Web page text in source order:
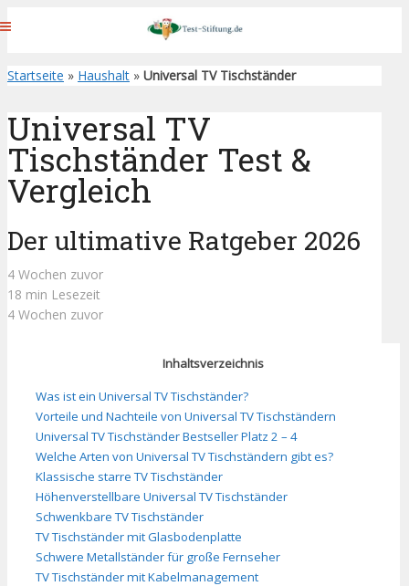
Startseite » Haushalt » Universal TV Tischständer
Universal TV
Tischständer Test &
Vergleich
Der ultimative Ratgeber 2026
4 Wochen zuvor
18 min Lesezeit
4 Wochen zuvor
Inhaltsverzeichnis
Was ist ein Universal TV Tischständer?
Vorteile und Nachteile von Universal TV Tischständern
Universal TV Tischständer Bestseller Platz 2 – 4
Welche Arten von Universal TV Tischständern gibt es?
Klassische starre TV Tischständer
Höhenverstellbare Universal TV Tischständer
Schwenkbare TV Tischständer
TV Tischständer mit Glasbodenplatte
Schwere Metallständer für große Fernseher
TV Tischständer mit Kabelmanagement